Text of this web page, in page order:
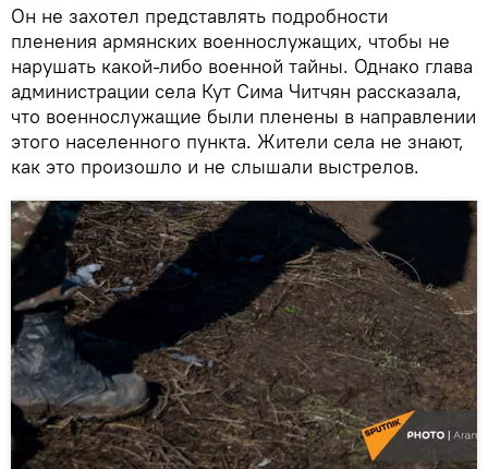
Он не захотел представлять подробности
пленения армянских военнослужащих, чтобы не
нарушать какой-либо военной тайны. Однако глава
администрации села Кут Сима Читчян рассказала,
что военнослужащие были пленены в направлении
этого населенного пункта. Жители села не знают,
как это произошло и не слышали выстрелов.